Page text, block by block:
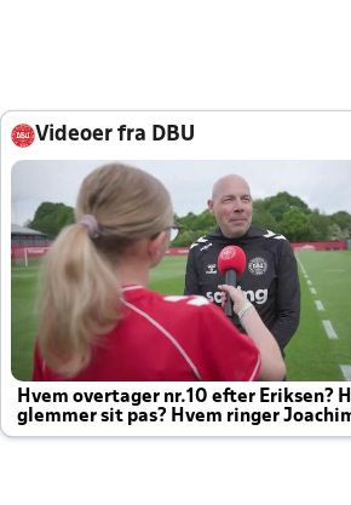
Videoer fra DBU
Hvem overtager nr.10 efter Eriksen?
glemmer sit pas? Hvem ringer
altid til efter kampe?